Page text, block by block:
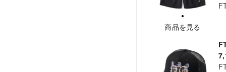
商品を見る